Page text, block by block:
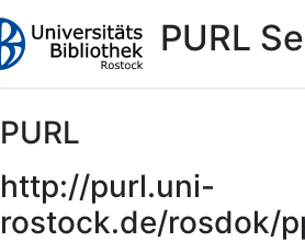
PURL
PURL
http://purl.uni-
rostock.de/rosdok/